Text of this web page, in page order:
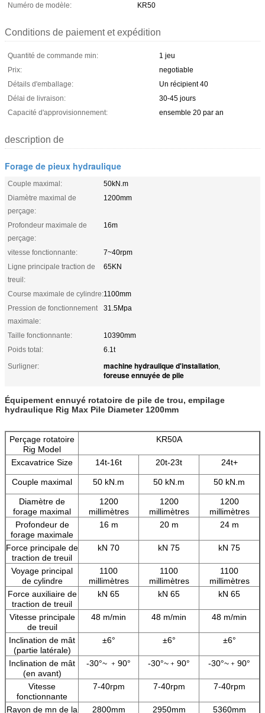
Numéro de modèle:
KR50
Conditions de paiement et expédition
Quantité de commande min:
1 jeu
Prix:
negotiable
Détails d'emballage:
Un récipient 40
Délai de livraison:
30-45 jours
Capacité d'approvisionnement:
ensemble 20 par an
description de
Forage de pieux hydraulique
Couple maximal:
50kN.m
Diamètre maximal de
perçage:
1200mm
Profondeur maximale de
perçage:
16m
vitesse fonctionnante:
7~40rpm
Ligne principale traction de
treuil:
65KN
Course maximale de cylindre:1100mm
Pression de fonctionnement
maximale:
31.5Mpa
Taille fonctionnante:
10390mm
Poids total:
6.1t
Surligner:
machine hydraulique d'installation,
foreuse ennuyée de pile
Équipement ennuyé rotatoire de pile de trou, empilage
hydraulique Rig Max Pile Diameter 1200mm
Perçage rotatoire
Rig Model
KR50A
Excavatrice Size 14t-16t 20t-23t 24t+
Couple maximal 50 kN.m 50 kN.m 50 kN.m
Diamètre de
forage maximal
1200
millimètres
1200
millimètres
1200
millimètres
Profondeur de
forage maximale
16 m 20 m 24 m
Force principale de
traction de treuil
kN 70 kN 75 kN 75
Voyage principal
de cylindre
1100
millimètres
1100
millimètres
1100
millimètres
Force auxiliaire de
traction de treuil
kN 65 kN 65 kN 65
Vitesse principale
de treuil
48 m/min 48 m/min 48 m/min
Inclination de mât
(partie latérale)
±6° ±6° ±6°
Inclination de mât
(en avant)
-30°~ ﹢90° -30°~﹢90° -30°~﹢90°
Vitesse
fonctionnante
7-40rpm 7-40rpm 7-40rpm
Rayon de mn de la 2800mm 2950mm 5360mm